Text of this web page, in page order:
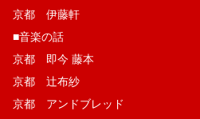
京都 伊藤軒
■音楽の話
京都 即今 藤本
京都 辻布紗
京都 アンドブレッド